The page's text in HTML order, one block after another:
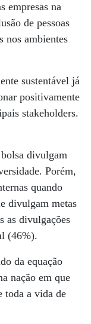
empresas na
de pessoas
nos ambientes
sustentável já
positivamente
stakeholders.
bolsa divulgam
Porém,
quando
divulgam metas
as divulgações
(46%).
da equação
nação em que
toda a vida de